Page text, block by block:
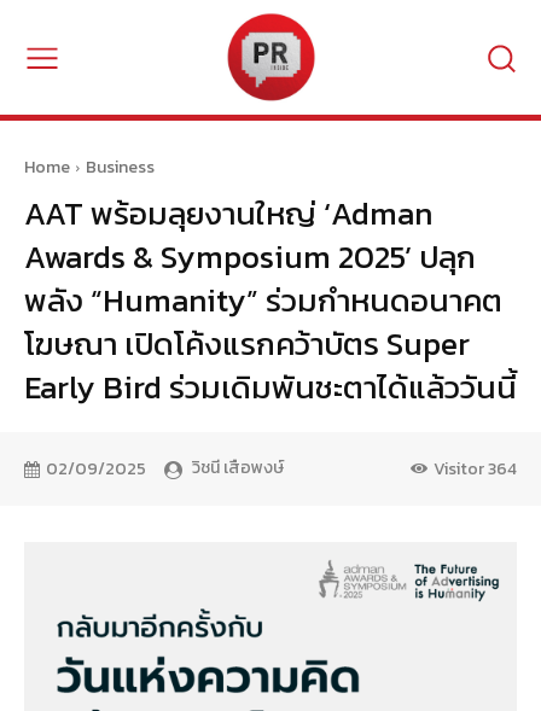
Home Business
AAT พร้อมลุยงานใหญ่ ‘Adman
Awards & Symposium 2025’ ปลุก
พลัง “Humanity” ร่วมกำหนดอนาคต
โฆษณา เปิดโค้งแรกคว้าบัตร Super
Early Bird ร่วมเดิมพันชะตาได้แล้ววันนี้
02/09/2025 วิชนี เสือพงษ์ Visitor364